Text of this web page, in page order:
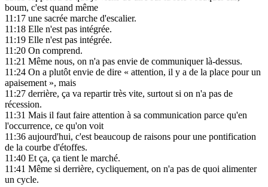
boum, c'est quand même
11:17 une sacrée marche d'escalier.
11:18 Elle n'est pas intégrée.
11:19 Elle n'est pas intégrée.
11:20 On comprend.
11:21 Même nous, on n'a pas envie de communiquer là-dessus.
11:24 On a plutôt envie de dire « attention, il y a de la place pour un
apaisement », mais
11:27 derrière, ça va repartir très vite, surtout si on n'a pas de
récession.
11:31 Mais il faut faire attention à sa communication parce qu'en
l'occurrence, ce qu'on voit
11:36 aujourd'hui, c'est beaucoup de raisons pour une pontification
de la courbe d'étoffes.
11:40 Et ça, ça tient le marché.
11:41 Même si derrière, cycliquement, on n'a pas de quoi alimenter
un cycle.